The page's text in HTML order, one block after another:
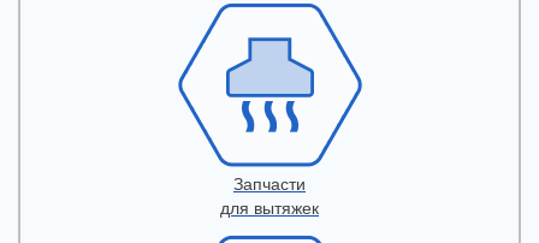
Запчасти
для вытяжек